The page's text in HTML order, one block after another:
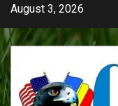
Skip
content
August 3, 2026